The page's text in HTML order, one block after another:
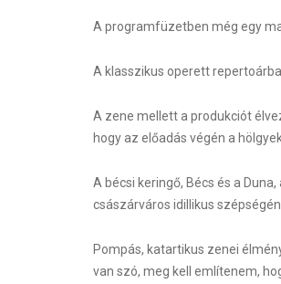
A programfüzetben még egy
A klasszikus operett
A zene mellett a produkciót
hogy az előadás végén a
A bécsi keringő, Bécs és a
császárváros idillikus
Pompás, katartikus zenei
van szó, meg kell említenem,